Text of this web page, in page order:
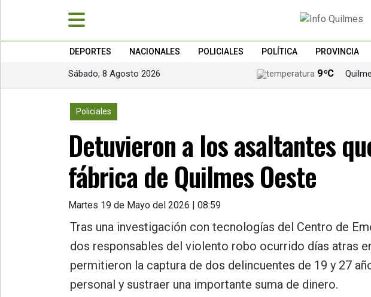
DEPORTES NACIONALES POLICIALES POLÍTICA PROVINCIA
Sábado, 8 Agosto 2026 9 ºC
Policiales
Detuvieron a los asaltantes
fábrica de Quilmes Oeste
Martes 19 de Mayo del 2026 | 08:59
Tras una investigación con tecnologías del Centro de
dos responsables del violento robo ocurrido días atras
permitieron la captura de dos delincuentes de 19 y 27
personal y sustraer una importante suma de dinero.